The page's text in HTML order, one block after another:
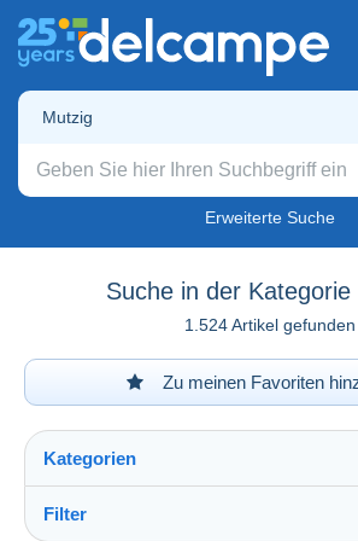
Mutzig
Erweiterte Suche
Suche in der Kategorie
1.524 Artikel gefunden
Zu meinen Favoriten
Kategorien
Filter